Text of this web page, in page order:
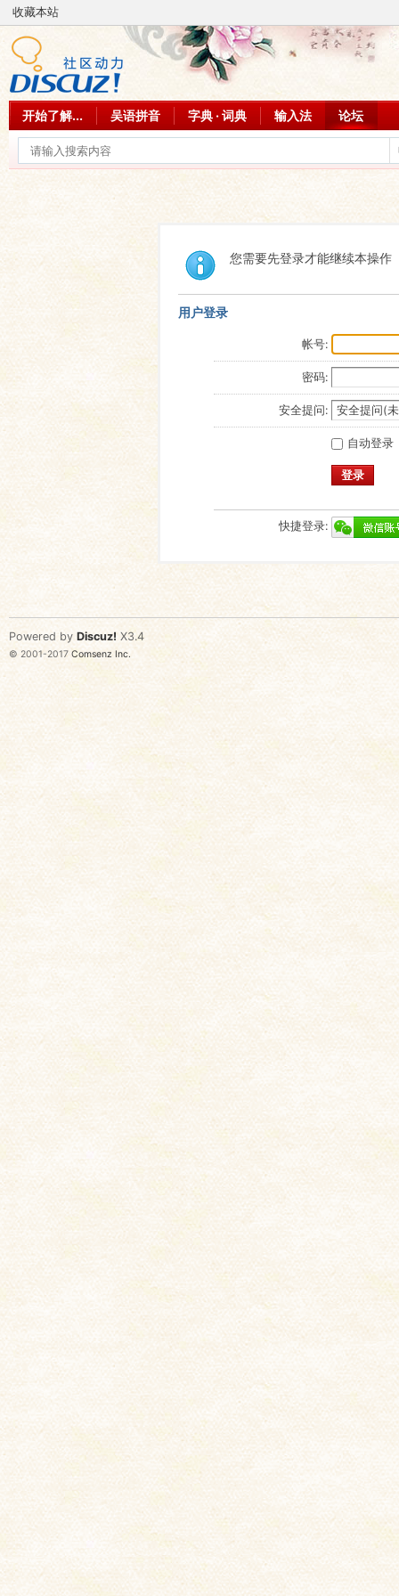
收藏本站
开始了解... 吴语拼音 字典 · 词典 输入法 论坛
您需要先登录才能继续本操作
用户登录
帐号:
密码:
安全提问:
自动登录
登录
快捷登录:
Powered by Discuz! X3.4
© 2001-2017 Comsenz Inc.